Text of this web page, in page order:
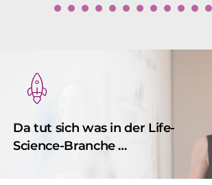
Da tut sich was in der Life-
Science-Branche …